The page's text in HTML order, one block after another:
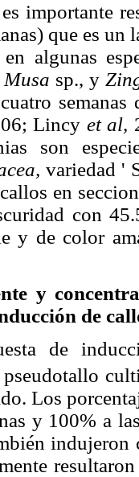
importante
que es un
algunas
Musa sp., y
Lincy et al,
son
variedad '
en
con
y de color
y
de
de
pseudotallo
Los
y 100% a
indujeron